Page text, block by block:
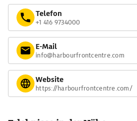
Telefon
+1 416 9734000
E-Mail
info@harbourfrontcentre.com
Website
https://harbourfrontcentre.com/